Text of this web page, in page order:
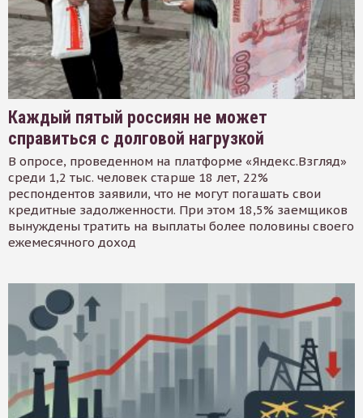
Каждый пятый россиян не может
справиться с долговой нагрузкой
В опросе, проведенном на платформе «Яндекс.Взгляд»
среди 1,2 тыс. человек старше 18 лет, 22%
респондентов заявили, что не могут погашать свои
кредитные задолженности. При этом 18,5% заемщиков
вынуждены тратить на выплаты более половины своего
ежемесячного доход